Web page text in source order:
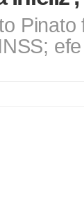
Pinato